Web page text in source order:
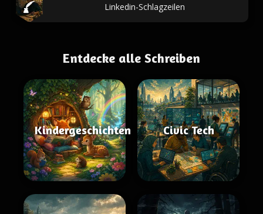
Linkedin-Schlagzeilen
Entdecke alle Schreiben
Kindergeschichten Civic Tech